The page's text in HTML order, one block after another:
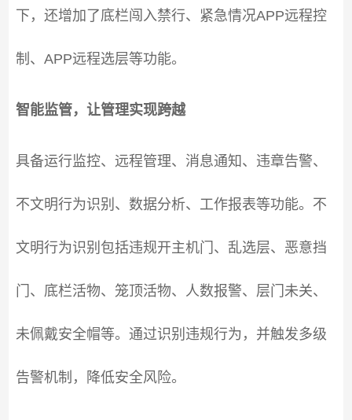
下，还增加了底栏闯入禁行、紧急情况APP远程控
制、APP远程选层等功能。
智能监管，让管理实现跨越
具备运行监控、远程管理、消息通知、违章告警、
不文明行为识别、数据分析、工作报表等功能。不
文明行为识别包括违规开主机门、乱选层、恶意挡
门、底栏活物、笼顶活物、人数报警、层门未关、
未佩戴安全帽等。通过识别违规行为，并触发多级
告警机制，降低安全风险。